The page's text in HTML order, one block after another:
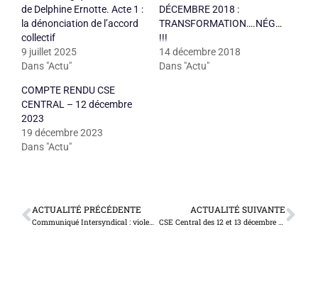
de Delphine Ernotte. Acte 1 :
la dénonciation de l’accord
collectif
9 juillet 2025
Dans "Actu"
DÉCEMBRE 2018 :
!!!
14 décembre 2018
Dans "Actu"
COMPTE RENDU CSE
CENTRAL – 12 décembre
2023
19 décembre 2023
Dans "Actu"
ACTUALITÉ PRÉCÉDENTE ACTUALITÉ SUIVANTE